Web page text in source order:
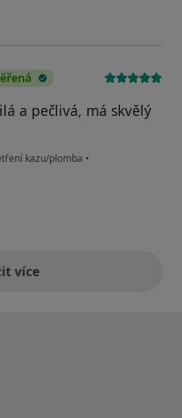
a pečlivá, má skvělý
kazu/plomba •
více
výše uvedené názory